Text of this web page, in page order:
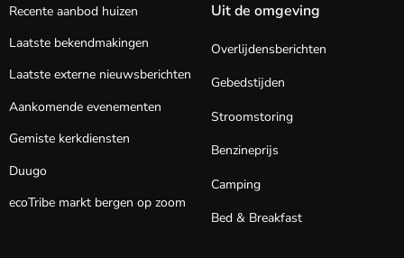
Recente aanbod huizen
Laatste bekendmakingen
Laatste externe nieuwsberichten
Aankomende evenementen
Gemiste kerkdiensten
Duugo
ecoTribe markt bergen op zoom
Uit de omgeving
Overlijdensberichten
Gebedstijden
Stroomstoring
Benzineprijs
Camping
Bed & Breakfast